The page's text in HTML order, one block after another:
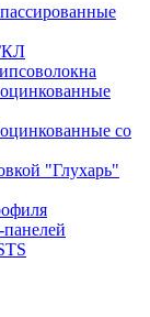
со
"Глухарь"